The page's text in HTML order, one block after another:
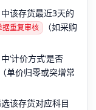
该存货最近3天的
据重复审核
（如采购
‘计价方式’是否
单价归零或突增常
该存货对应科目